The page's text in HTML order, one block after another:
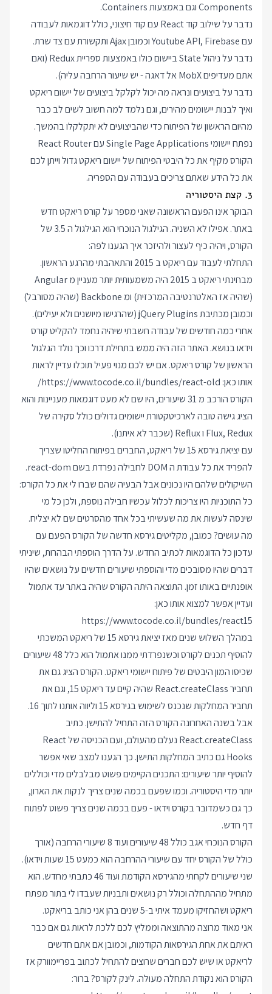
Components וגם באמצעות Containers.
נדבר על שילוב קוד React עם קוד חיצוני, כולל דוגמאות לעבודה
עם Youtube API, Firebase וכמובן Ajax ותקשורת עם צד שרת.
נדבר על ניהול State ביישום כולו באמצעות ספריית Redux (ואם
אתם מעדיפים MobX אל דאגה - יש שיעור הרחבה עליה).
נדבר על ביצועים ונראה מה יכול לקלקל ביצועים של יישום ריאקט
ואיך לבנות יישומים מהירים, וגם נלמד למה חשוב לשים לב כבר
מהיום הראשון של הפיתוח כדי שהביצועים לא יתקלקלו בהמשך.
נפתח יישומי Single Page Applications עם React Router
הקורס מקיף את כל היבטי הפיתוח של יישום ריאקט גדול וייתן לכם
את כל הידע שאתם צריכים בעבודה עם הספריה.
3. קצת היסטוריה
הבוקר אינו הפעם הראשונה שאני מספר על קורס ריאקט חדש
באתר. אפילו לא השניה. הגילגול הנוכחי הוא הגילגול ה 3.5 של
הקורס, ויהיה כיף לעצור ולהיזכר איך הגענו לפה:
התחלתי לעבוד עם ריאקט ב 2015 והתאהבתי מהרגע הראשון.
מבחינתי ריאקט ב 2015 היה משמעותית יותר מעניין מ Angular
(שהיה אז האלטרנטיבה המרכזית) ומ Backbone (שהיה מסורבל)
וכמובן מכתיבת jQuery Plugins (שהרגישו מיושנים ולא יעילים).
אחרי כמה חודשים של עבודה חשבתי שיהיה נחמד להקליט קורס
וידאו בנושא. האתר הזה היה ממש בתחילת דרכו וכך נולד הגלגול
הראשון של קורס ריאקט. אם יש לכם מנוי פעיל תוכלו עדיין לראות
אותו כאן: https://www.tocode.co.il/bundles/react-old/
הקורס הורכב מ 31 שיעורים, היו שם לא מעט דוגמאות מעניינות והוא
הציג גישה טובה לארכיטקטורת יישומים גדולים כולל סקירה של
Flux, Redux ו Reflux (שכבר לא איתנו).
עם יציאת גירסא 15 של ריאקט, החברים בפיתוח החליטו שצריך
להפריד את כל עבודת ה DOM לחבילה נפרדת בשם react-dom.
השיקולים שלהם היו נכונים אבל הבעיה שהם שברו לי את כל הקורס:
כל התוכניות היו צריכות לכלול עכשיו חבילה נוספת, ולכן כל מי
שינסה לעשות את מה שעשיתי בכל אחד מהסרטים שם לא יצליח.
מה עושים? כמובן, מקליטים גירסא חדשה של הקורס הפעם עם
עדכון כל הדוגמאות לכתיב החדש. על הדרך הוספתי הבהרות, שיניתי
דברים שהיו מסובכים מדי והוספתי שיעורים חדשים על נושאים שהיו
אופנתיים באותו זמן. התוצאה היתה הקורס שהיה באתר עד אתמול
ועדיין אפשר למצוא אותו כאן:
https://www.tocode.co.il/bundles/react15
במהלך השלוש שנים מאז יציאת גירסא 15 של ריאקט המשכתי
להוסיף תכנים לקורס וכשנפרדתי ממנו אתמול הוא כלל 48 שיעורים
שכיסו המון היבטים של פיתוח יישומי ריאקט. הקורס הציג גם את
תחביר React.createClass שהיה קיים עד ריאקט 15, וגם את
תחביר המחלקות שנכנס לשימוש בגירסא 15 וליווה אותנו לתוך 16.
אבל בשנה האחרונה הקורס הזה התחיל להתישן. כתיב
React.createClass נעלם מהעולם, ועם הכניסה של React
Hooks גם כתיב המחלקות התישן. כך הגענו למצב שאי אפשר
להוסיף יותר שיעורים: התכנים הקיימים פשוט מבלבלים מדי וכוללים
יותר מדי היסטוריה. וכמו שפעם בכמה שנים צריך לנקות את הארון,
כך גם כשמדובר בקורס וידאו - פעם בכמה שנים צריך פשוט לפתוח
דף חדש.
הקורס הנוכחי אגב כולל 48 שיעורים ועוד 8 שיעורי הרחבה (אורך
כולל של הקורס יחד עם שיעורי ההרחבה הוא כמעט 15 שעות וידאו).
שני שיעורים לקחתי מהגירסא הקודמת ועוד 46 כתבתי מחדש. הוא
מתחיל מההתחלה וכולל רק נושאים ותבניות שעבדו לי בתור מפתח
ריאקט ושהחזיקו מעמד איתי ב-5 שנים בהן אני כותב בריאקט.
אני מאוד מרוצה מהתוצאה וממליץ לכם ללכת לראות גם אם כבר
ראיתם את אחת הגירסאות הקודמות, וכמובן אם אתם חדשים
לריאקט או שיש לכם חברים שרוצים להתחיל לכתוב בפריימוורק אז
הקורס הוא נקודת התחלה מעולה. לינק לקורס? ברור: